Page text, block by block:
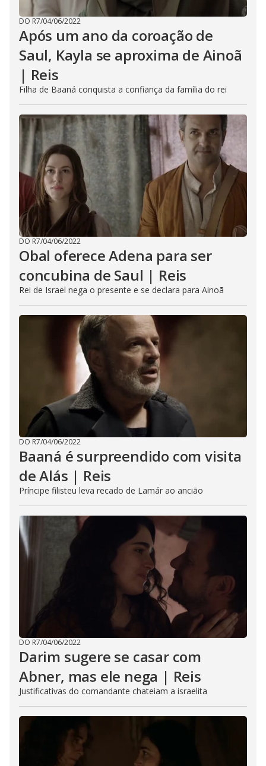
DO R7/04/06/2022
Após um ano da coroação de
Saul, Kayla se aproxima de Ainoã
| Reis
Filha de Baaná conquista a confiança da família do rei
DO R7/04/06/2022
Obal oferece Adena para ser
concubina de Saul | Reis
Rei de Israel nega o presente e se declara para Ainoã
DO R7/04/06/2022
Baaná é surpreendido com visita
de Alás | Reis
Príncipe filisteu leva recado de Lamár ao ancião
DO R7/04/06/2022
Darim sugere se casar com
Abner, mas ele nega | Reis
Justificativas do comandante chateiam a israelita